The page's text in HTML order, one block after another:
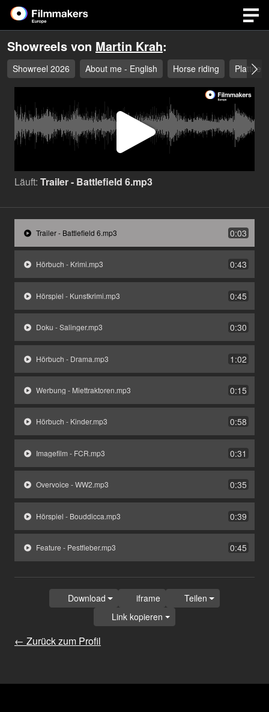
Showreels von Martin Krah:
Showreel 2026 About me - English Horse riding
Video
Läuft: Trailer - Battlefield 6.mp3
Trailer - Battlefield 6.mp3 0:03
Hörbuch - Krimi.mp3 0:43
Hörspiel - Kunstkrimi.mp3 0:45
Doku - Salinger.mp3 0:30
Hörbuch - Drama.mp3 1:02
Werbung - Miettraktoren.mp3 0:15
Hörbuch - Kinder.mp3 0:58
Imagefilm - FCR.mp3 0:31
Overvoice - WW2.mp3 0:35
Hörspiel - Bouddicca.mp3 0:39
Feature - Pestfieber.mp3 0:45
← Zurück zum Profil
Download iframe
Teilen
Link kopieren